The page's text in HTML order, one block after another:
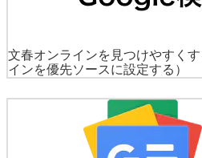
文春オンラインを見つけやすくす
インを優先ソースに設定する）